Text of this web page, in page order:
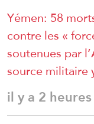
Yémen: 58
contre les «
soutenues par
source militaire
il y a 2 heures